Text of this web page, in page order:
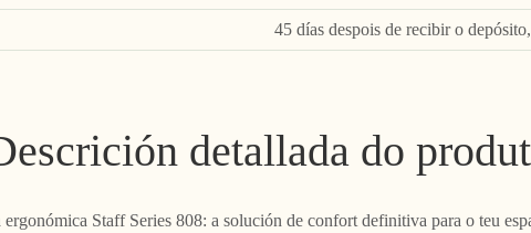
45 días despois de recibir o
detallada do
ergonómica Staff Series 808: a solución de confort definitiva para o teu